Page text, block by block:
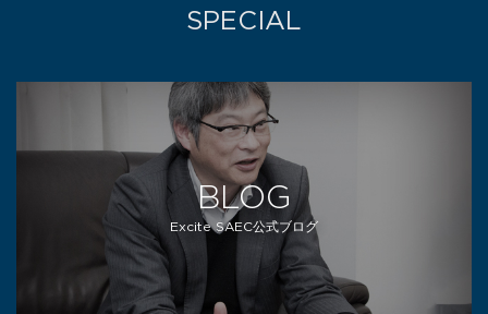
SPECIAL
BLOG
Excite SAEC公式ブログ